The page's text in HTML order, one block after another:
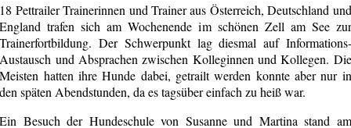
18 Pettrailer Trainerinnen und Trainer aus Österreich, Deutschland und
England trafen sich am Wochenende im schönen Zell am See zur
Trainerfortbildung. Der Schwerpunkt lag diesmal auf Informations-
Austausch und Absprachen zwischen Kolleginnen und Kollegen. Die
Meisten hatten ihre Hunde dabei, getrailt werden konnte aber nur in
den späten Abendstunden, da es tagsüber einfach zu heiß war.
Ein Besuch der Hundeschule von Susanne und Martina stand am